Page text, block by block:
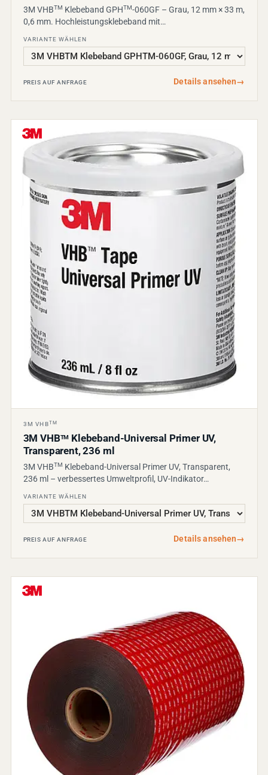
3M VHBTM Klebeband GPHTM-060GF – Grau, 12 mm × 33 m,
0,6 mm. Hochleistungsklebeband mit…
VARIANTE WÄHLEN
PREIS AUF ANFRAGE Details ansehen→
3M VHBTM
3M VHBTM
Klebeband-Universal Primer UV,
Transparent, 236 ml
3M VHBTM Klebeband-Universal Primer UV, Transparent,
236 ml – verbessertes Umweltprofil, UV-Indikator…
VARIANTE WÄHLEN
PREIS AUF ANFRAGE Details ansehen→